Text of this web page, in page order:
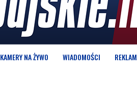
KAMERY NA ŻYWO WIADOMOŚCI